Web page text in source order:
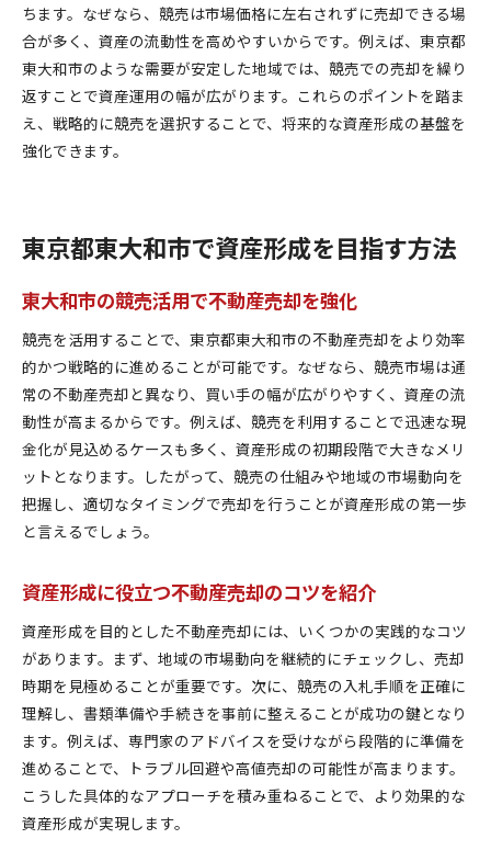
不動産売却と競売で迷わない実践ポイント
競売活用で不動産売却を着実に進める方法
不動産売却を極める競売ガイドの活用術
ちます。なぜなら、競売は市場価格に左右されずに売却できる場
合が多く、資産の流動性を高めやすいからです。例えば、東京都
東大和市のような需要が安定した地域では、競売での売却を繰り
返すことで資産運用の幅が広がります。これらのポイントを踏ま
え、戦略的に競売を選択することで、将来的な資産形成の基盤を
強化できます。
東京都東大和市で資産形成を目指す方法
東大和市の競売活用で不動産売却を強化
競売を活用することで、東京都東大和市の不動産売却をより効率
的かつ戦略的に進めることが可能です。なぜなら、競売市場は通
常の不動産売却と異なり、買い手の幅が広がりやすく、資産の流
動性が高まるからです。例えば、競売を利用することで迅速な現
金化が見込めるケースも多く、資産形成の初期段階で大きなメリ
ットとなります。したがって、競売の仕組みや地域の市場動向を
把握し、適切なタイミングで売却を行うことが資産形成の第一歩
と言えるでしょう。
資産形成に役立つ不動産売却のコツを紹介
資産形成を目的とした不動産売却には、いくつかの実践的なコツ
があります。まず、地域の市場動向を継続的にチェックし、売却
時期を見極めることが重要です。次に、競売の入札手順を正確に
理解し、書類準備や手続きを事前に整えることが成功の鍵となり
ます。例えば、専門家のアドバイスを受けながら段階的に準備を
進めることで、トラブル回避や高値売却の可能性が高まります。
こうした具体的なアプローチを積み重ねることで、より効果的な
資産形成が実現します。